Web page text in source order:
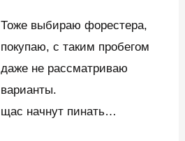
Тоже выбираю форестера,
покупаю, с таким пробегом
даже не рассматриваю
варианты.
щас начнут пинать…